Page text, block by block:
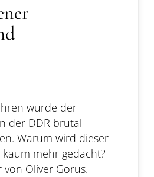
wurde der
der DDR brutal
Warum wird dieser
mehr gedacht?
Oliver Gorus.